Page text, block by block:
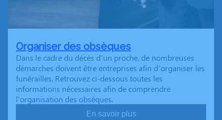
Organiser des obsèques
Dans le cadre du décès d’un proche, de nombreuses
démarches doivent être entreprises afin d’organiser les
funérailles. Retrouvez ci-dessous toutes les
informations nécessaires afin de comprendre
l'organisation des obsèques.
En savoir plus